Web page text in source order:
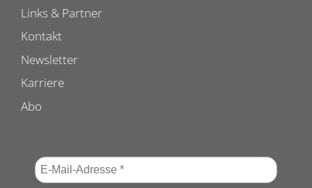
Links & Partner
Kontakt
Newsletter
Karriere
Abo